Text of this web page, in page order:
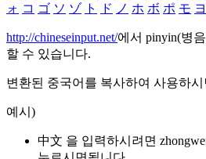
ォ コ ゴ ソ ゾ ト ド ノ ホ ボ ポ モ ヨ
http://chineseinput.net/에서 pinyin(병
할 수 있습니다.
변환된 중국어를 복사하여 사용하
예시)
中文 을 입력하시려면